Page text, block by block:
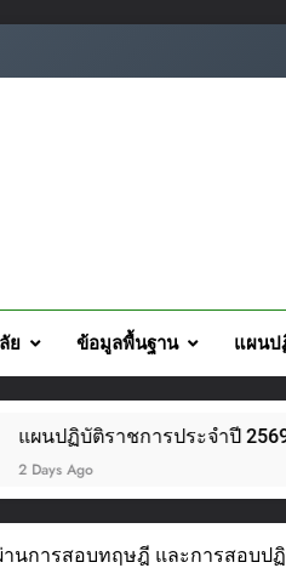
ย ข้อมูลพื้นฐาน แผนป
ราชการประจำปี 2569
นการสอบทฤษฎี และการสอบป